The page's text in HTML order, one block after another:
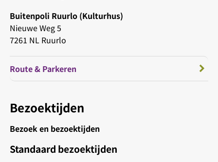
Buitenpoli Ruurlo (Kulturhus)
Nieuwe Weg 5
7261 NL Ruurlo
Route & Parkeren
Bezoektijden
Bezoek en bezoektijden
Standaard bezoektijden